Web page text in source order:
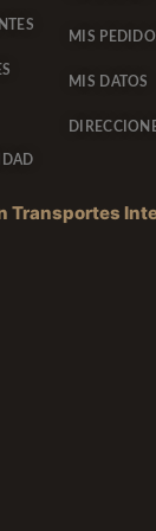
MIS
MIS DATOS
Transportes